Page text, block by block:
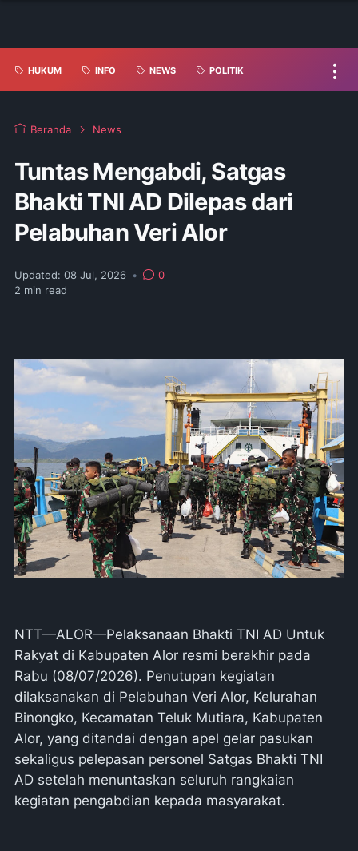
HUKUM INFO NEWS POLITIK
Beranda News
Tuntas Mengabdi, Satgas
Bhakti TNI AD Dilepas dari
Pelabuhan Veri Alor
Updated: 08 Jul, 2026 •
0
2 min read
NTT—ALOR—Pelaksanaan Bhakti TNI AD Untuk
Rakyat di Kabupaten Alor resmi berakhir pada
Rabu (08/07/2026). Penutupan kegiatan
dilaksanakan di Pelabuhan Veri Alor, Kelurahan
Binongko, Kecamatan Teluk Mutiara, Kabupaten
Alor, yang ditandai dengan apel gelar pasukan
sekaligus pelepasan personel Satgas Bhakti TNI
AD setelah menuntaskan seluruh rangkaian
kegiatan pengabdian kepada masyarakat.